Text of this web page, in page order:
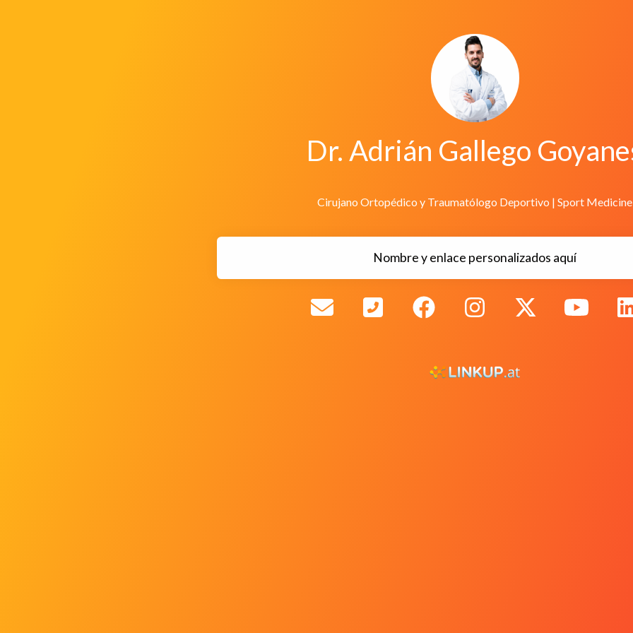
Dr. Adrián Gallego
Cirujano Ortopédico y Traumatólogo Deportivo | Sport Medicine
Nombre y enlace personalizados aquí